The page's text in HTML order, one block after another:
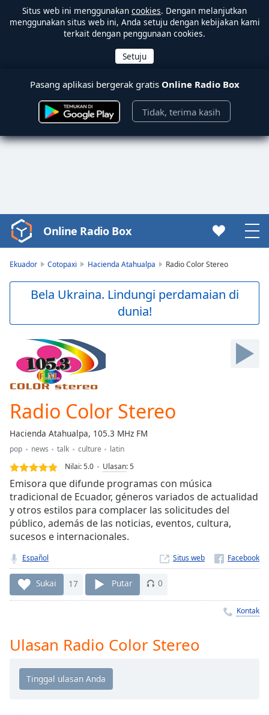
Situs web ini menggunakan cookies. Dengan melanjutkan
menggunakan situs web ini, Anda setuju dengan kebijakan kami
terkait dengan penggunaan cookies.
Pasang aplikasi bergerak gratis Online Radio Box
Tidak, terima kasih
Video
Player
Skip
Forward
Mute
Current
Loaded:
0.00%
Stream
Type LIVE
Seek to
live,
currently
behind
liveLIVE
Remaining
Time-
1x
Chapters
Descriptions
Online Radio Box
Ekuador Cotopaxi Hacienda Atahualpa Radio Color Stereo
Bela Ukraina. Lindungi perdamaian di
dunia!
Radio Color Stereo
Hacienda Atahualpa, 105.3 MHz FM
pop news talk culture
latin
Nilai:5.0 Ulasan:5
Emisora que difunde programas con música
tradicional de Ecuador, géneros variados de actualidad
y otros estilos para complacer las solicitudes del
público, además de las noticias, eventos, cultura,
sucesos e internacionales.
Español Situs web
Sukai 17 Putar 0
Kontak
Ulasan Radio Color Stereo